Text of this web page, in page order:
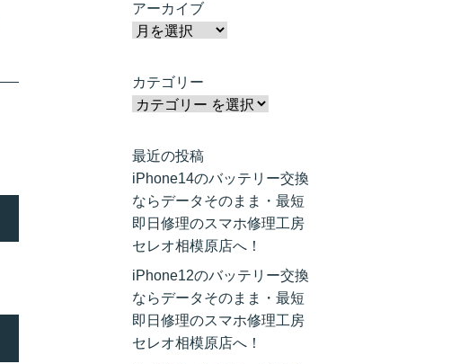
アーカイブ
カテゴリー
最近の投稿
iPhone14のバッテリー交換
ならデータそのまま・最短
即日修理のスマホ修理工房
セレオ相模原店へ！
iPhone12のバッテリー交換
ならデータそのまま・最短
即日修理のスマホ修理工房
セレオ相模原店へ！